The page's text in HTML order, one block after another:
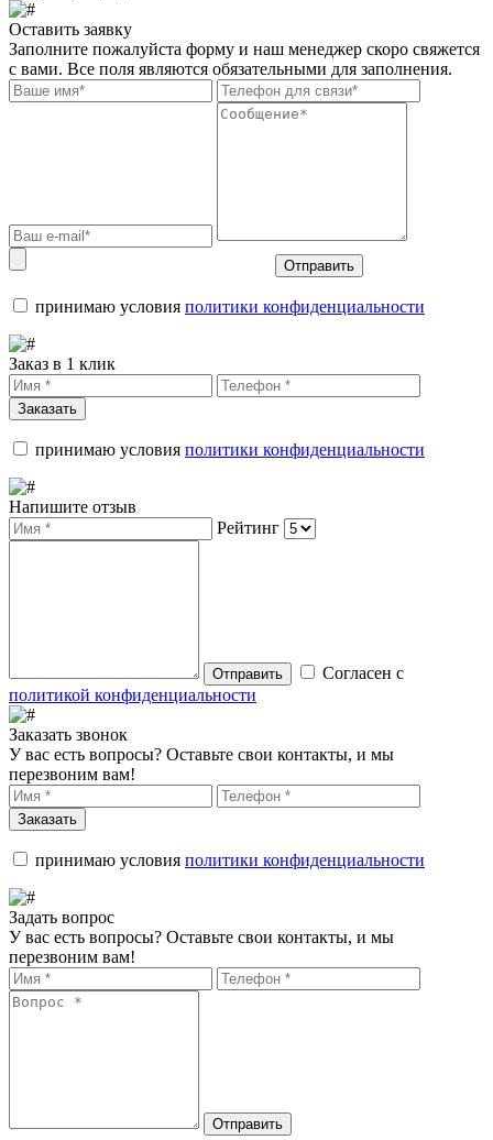
Оставить заявку
Заполните пожалуйста форму и наш менеджер скоро свяжется
с вами. Все поля являются обязательными для заполнения.
Отправить
принимаю условия политики конфиденциальности
Заказ в 1 клик
Заказать
принимаю условия политики конфиденциальности
Напишите отзыв
Рейтинг
Отправить
Согласен с
политикой конфиденциальности
Заказать звонок
У вас есть вопросы? Оставьте свои контакты, и мы
перезвоним вам!
Заказать
принимаю условия политики конфиденциальности
Задать вопрос
У вас есть вопросы? Оставьте свои контакты, и мы
перезвоним вам!
Отправить